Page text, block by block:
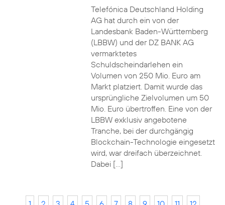
Telefónica Deutschland Holding
AG hat durch ein von der
Landesbank Baden-Württemberg
(LBBW) und der DZ BANK AG
vermarktetes
Schuldscheindarlehen ein
Volumen von 250 Mio. Euro am
Markt platziert. Damit wurde das
ursprüngliche Zielvolumen um 50
Mio. Euro übertroffen. Eine von der
LBBW exklusiv angebotene
Tranche, bei der durchgängig
Blockchain-Technologie eingesetzt
wird, war dreifach überzeichnet.
Dabei […]